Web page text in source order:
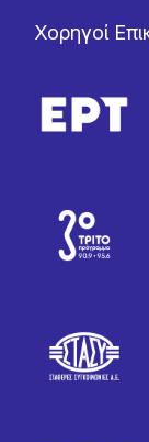
Χορηγοί